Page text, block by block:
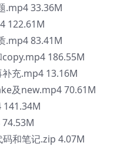
.mp4 33.36M
122.61M
.mp4 83.41M
186.55M
充.mp4 13.16M
及new.mp4 70.61M
和笔记.zip 4.07M